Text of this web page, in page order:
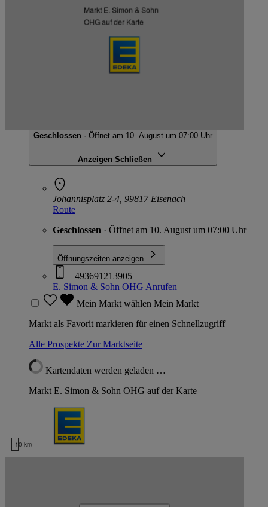
Markt E. Simon & Sohn
OHG auf der Karte
Kartenansicht
Geschlossen · Öffnet am 10. August um 07:00 Uhr
Anzeigen Schließen
Johannisplatz 2-4, 99817 Eisenach
Route
Geschlossen · Öffnet am 10. August um 07:00 Uhr
Öffnungszeiten anzeigen
+493691213905
E. Simon & Sohn OHG Anrufen
Mein Markt wählen Mein Markt
Markt als Favorit markieren für einen Schnellzugriff
Alle Prospekte Zur Marktseite
Kartendaten werden geladen …
Markt E. Simon & Sohn OHG auf der Karte
10 km